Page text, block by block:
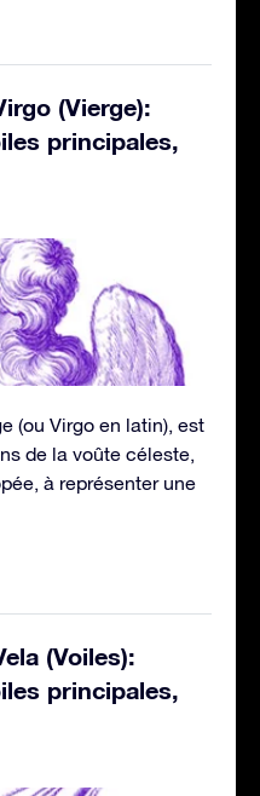
(Vierge):
principales,
(ou Virgo en latin), est
de la voûte céleste,
à représenter une
(Voiles):
principales,